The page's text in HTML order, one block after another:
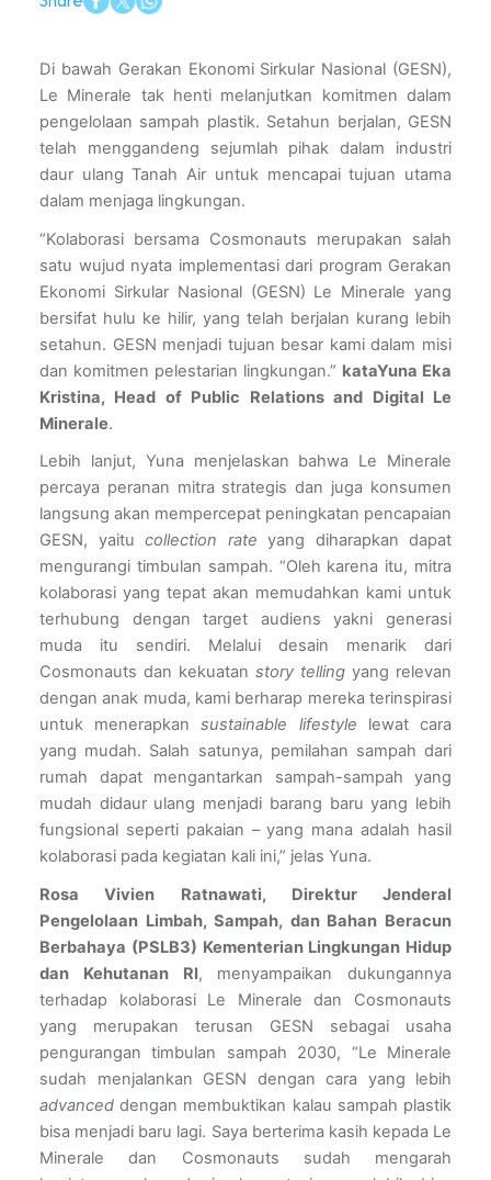
Di bawah Gerakan Ekonomi Sirkular Nasional (GESN),
Le Minerale tak henti melanjutkan komitmen dalam
pengelolaan sampah plastik. Setahun berjalan, GESN
telah menggandeng sejumlah pihak dalam industri
daur ulang Tanah Air untuk mencapai tujuan utama
dalam menjaga lingkungan.
“Kolaborasi bersama Cosmonauts merupakan salah
satu wujud nyata implementasi dari program Gerakan
Ekonomi Sirkular Nasional (GESN) Le Minerale yang
bersifat hulu ke hilir, yang telah berjalan kurang lebih
setahun. GESN menjadi tujuan besar kami dalam misi
dan komitmen pelestarian lingkungan.” kataYuna Eka
Kristina, Head of Public Relations and Digital Le
Minerale.
Lebih lanjut, Yuna menjelaskan bahwa Le Minerale
percaya peranan mitra strategis dan juga konsumen
langsung akan mempercepat peningkatan pencapaian
GESN, yaitu collection rate yang diharapkan dapat
mengurangi timbulan sampah. “Oleh karena itu, mitra
kolaborasi yang tepat akan memudahkan kami untuk
terhubung dengan target audiens yakni generasi
muda itu sendiri. Melalui desain menarik dari
Cosmonauts dan kekuatan story telling yang relevan
dengan anak muda, kami berharap mereka terinspirasi
untuk menerapkan sustainable lifestyle lewat cara
yang mudah. Salah satunya, pemilahan sampah dari
rumah dapat mengantarkan sampah-sampah yang
mudah didaur ulang menjadi barang baru yang lebih
fungsional seperti pakaian – yang mana adalah hasil
kolaborasi pada kegiatan kali ini,” jelas Yuna.
Rosa Vivien Ratnawati, Direktur Jenderal
Pengelolaan Limbah, Sampah, dan Bahan Beracun
Berbahaya (PSLB3) Kementerian Lingkungan Hidup
dan Kehutanan RI, menyampaikan dukungannya
terhadap kolaborasi Le Minerale dan Cosmonauts
yang merupakan terusan GESN sebagai usaha
pengurangan timbulan sampah 2030, “Le Minerale
advanced dengan membuktikan kalau sampah plastik
bisa menjadi baru lagi. Saya berterima kasih kepada Le
Minerale dan Cosmonauts sudah mengarah